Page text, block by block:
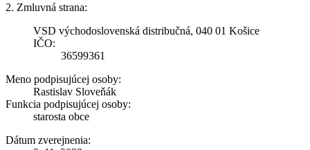
2. Zmluvná strana:
VSD východoslovenská distribučná, 040 01 Košice
IČO:
36599361
Meno podpisujúcej osoby:
Rastislav Sloveňák
Funkcia podpisujúcej osoby:
starosta obce
Dátum zverejnenia: